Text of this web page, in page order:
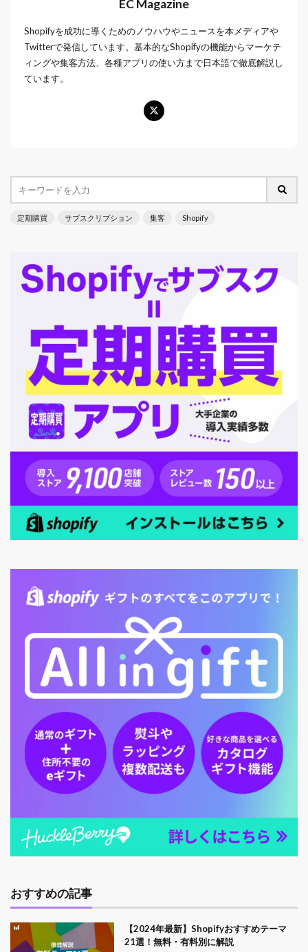
EC Magazine
Shopifyを成功に導くためのノウハウやニュースを本メディアや
Twitterで発信しています。基本的なShopifyの機能からマーケテ
ィングや集客方法、各種アプリの使い方まで日本語で徹底解説し
ています。
定期購買 サブスクリプション 集客 Shopify
おすすめの記事
【2024年最新】Shopifyおすすめテーマ
21選！無料・有料別に解説